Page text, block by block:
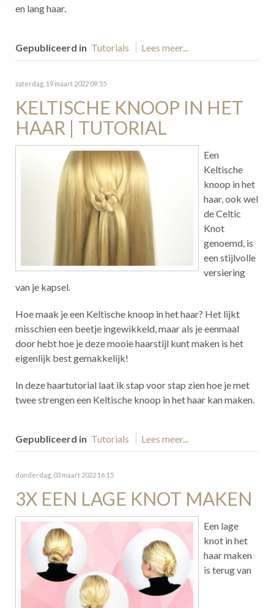
en lang haar.
Gepubliceerd in Tutorials Lees meer...
zaterdag, 19 maart 2022 09:55
KELTISCHE KNOOP IN HET
HAAR | TUTORIAL
Een
Keltische
knoop in het
haar, ook wel
de Celtic
Knot
genoemd, is
een stijlvolle
versiering
van je kapsel.
Hoe maak je een Keltische knoop in het haar? Het lijkt
misschien een beetje ingewikkeld, maar als je eenmaal
door hebt hoe je deze mooie haarstijl kunt maken is het
eigenlijk best gemakkelijk!
In deze haartutorial laat ik stap voor stap zien hoe je met
twee strengen een Keltische knoop in het haar kan maken.
Gepubliceerd in Tutorials Lees meer...
donderdag, 03 maart 2022 16:15
3X EEN LAGE KNOT MAKEN
Een lage
knot in het
haar maken
is terug van